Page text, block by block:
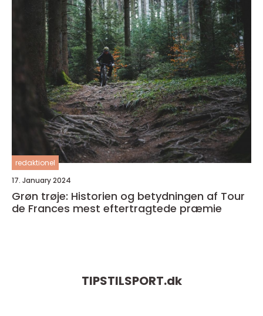
redaktionel
17. January 2024
Grøn trøje: Historien og betydningen af Tour
de Frances mest eftertragtede præmie
TIPSTILSPORT.dk